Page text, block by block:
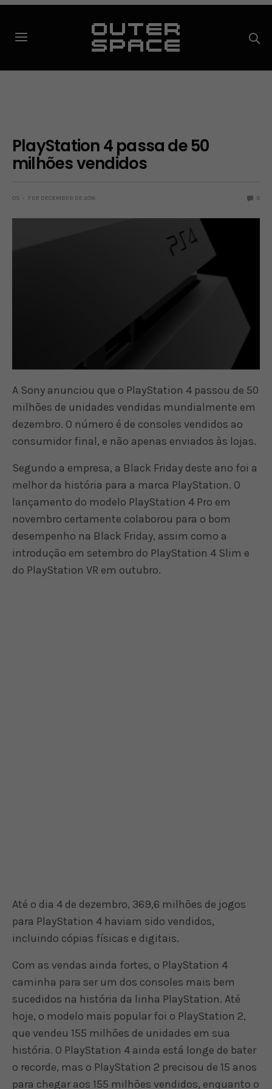
PlayStation 4 passa de 50
milhões vendidos
OS 7 DE DECEMBER DE 2016 0
A Sony anunciou que o PlayStation 4 passou de 50
milhões de unidades vendidas mundialmente em
dezembro. O número é de consoles vendidos ao
consumidor final, e não apenas enviados às lojas.
Segundo a empresa, a Black Friday deste ano foi a
melhor da história para a marca PlayStation. O
lançamento do modelo PlayStation 4 Pro em
novembro certamente colaborou para o bom
desempenho na Black Friday, assim como a
introdução em setembro do PlayStation 4 Slim e
do PlayStation VR em outubro.
Até o dia 4 de dezembro, 369,6 milhões de jogos
para PlayStation 4 haviam sido vendidos,
incluindo cópias físicas e digitais.
Com as vendas ainda fortes, o PlayStation 4
caminha para ser um dos consoles mais bem
sucedidos na história da linha PlayStation. Até
hoje, o modelo mais popular foi o PlayStation 2,
que vendeu 155 milhões de unidades em sua
história. O PlayStation 4 ainda está longe de bater
o recorde, mas o PlayStation 2 precisou de 15 anos
para chegar aos 155 milhões vendidos, enquanto o